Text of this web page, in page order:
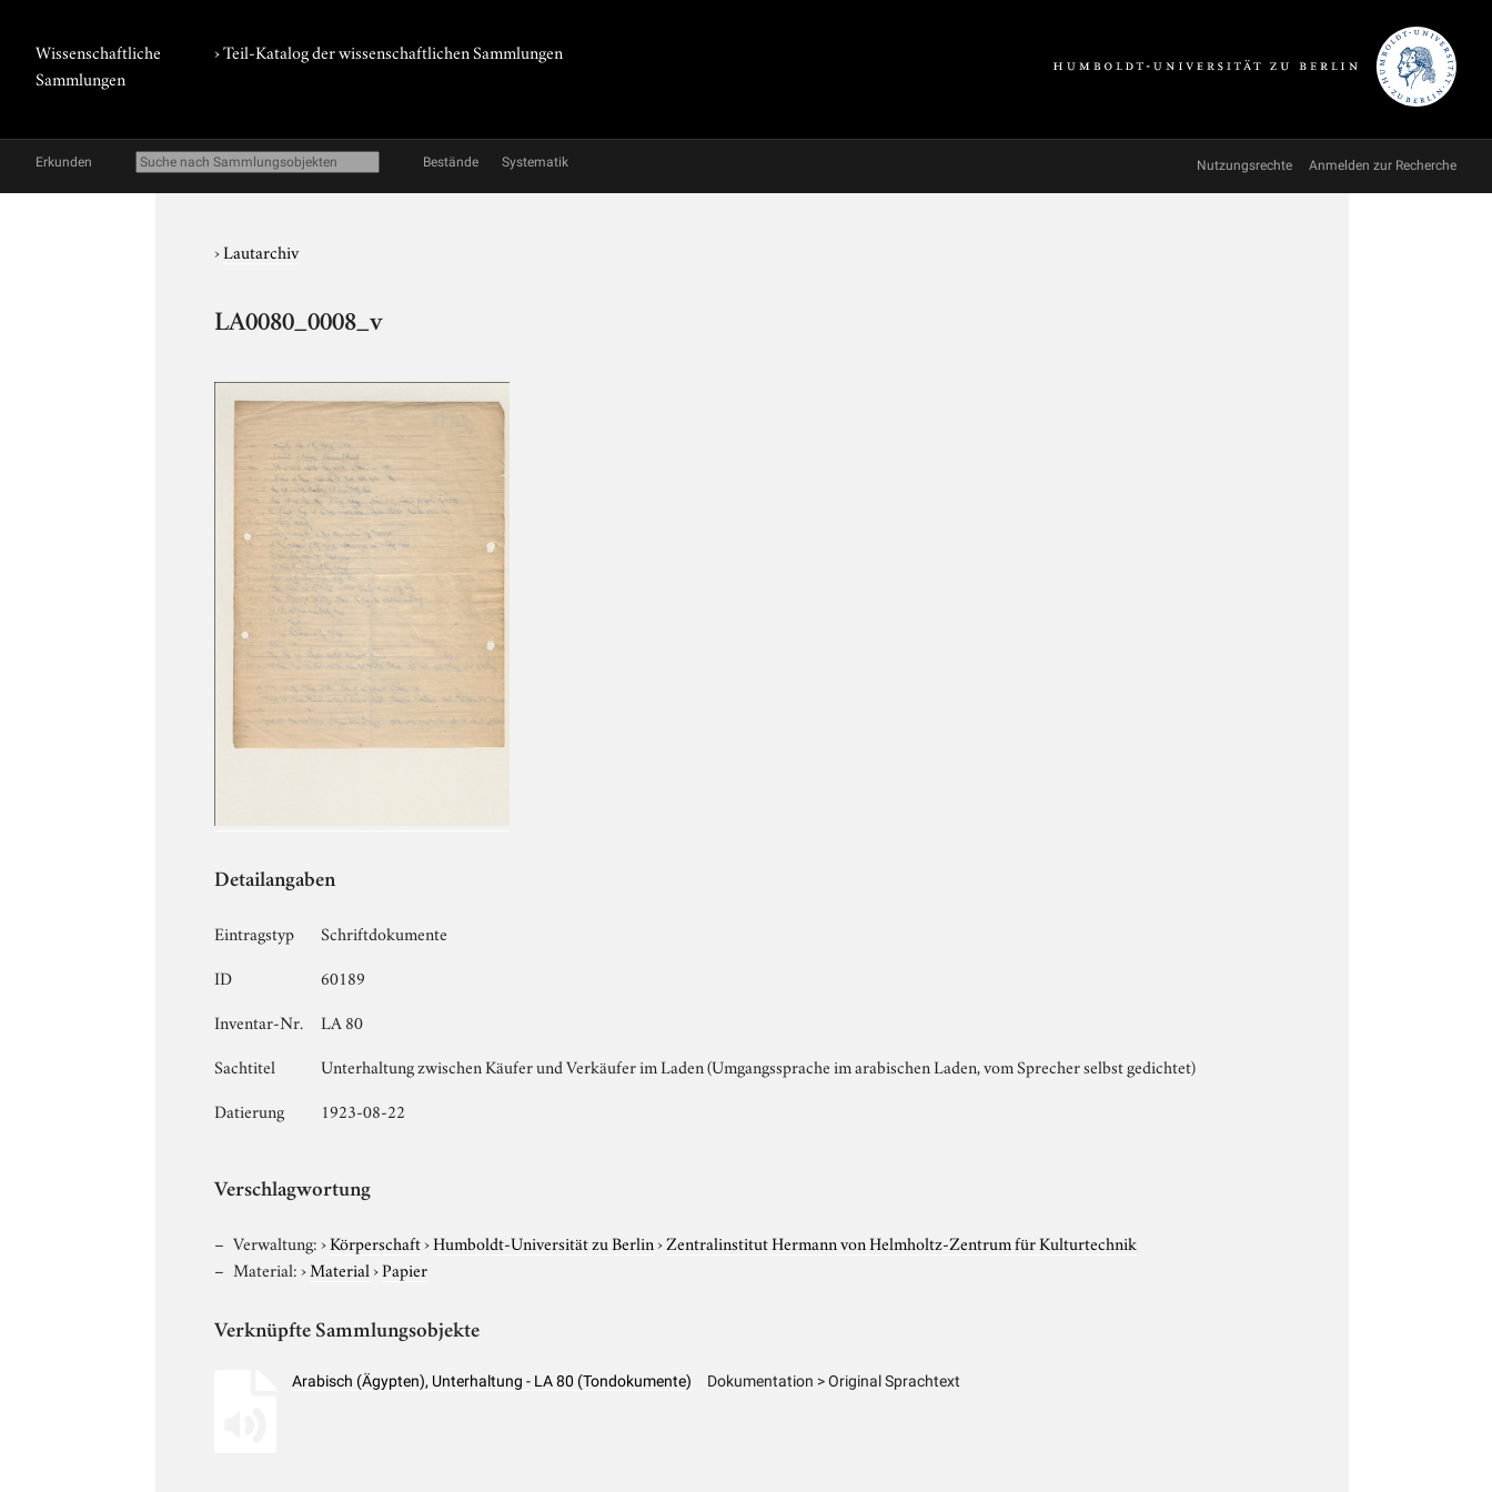
Wissenschaftliche
Sammlungen
› Teil-Katalog der wissenschaftlichen Sammlungen
Erkunden Bestände Systematik Nutzungsrechte Anmelden zur Recherche
›Lautarchiv
LA0080_0008_v
Detailangaben
Eintragstyp
Schriftdokumente
ID
60189
Inventar-Nr.
LA 80
Sachtitel
Unterhaltung zwischen Käufer und Verkäufer im Laden (Umgangssprache im arabischen Laden, vom Sprecher selbst gedichtet)
Datierung
1923-08-22
Verschlagwortung
Verwaltung:›Körperschaft›Humboldt-Universität zu Berlin›Zentralinstitut Hermann von Helmholtz-Zentrum für Kulturtechnik
Material:›Material›Papier
Verknüpfte Sammlungsobjekte
Arabisch (Ägypten), Unterhaltung - LA 80 (Tondokumente) Dokumentation > Original Sprachtext